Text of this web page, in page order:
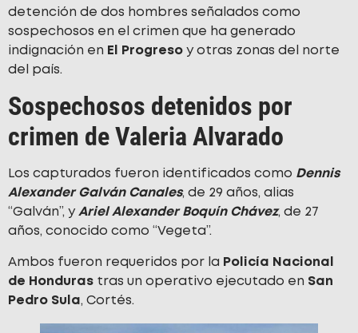
detención de dos hombres señalados como
sospechosos en el crimen que ha generado
indignación en El Progreso y otras zonas del norte
del país.
Sospechosos detenidos por
crimen de Valeria Alvarado
Los capturados fueron identificados como Dennis
Alexander Galván Canales, de 29 años, alias
“Galván”, y Ariel Alexander Boquín Chávez, de 27
años, conocido como “Vegeta”.
Ambos fueron requeridos por la Policía Nacional
de Honduras tras un operativo ejecutado en San
Pedro Sula, Cortés.